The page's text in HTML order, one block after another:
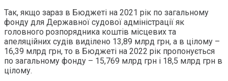
Так, якщо зараз в Бюджеті на 2021 рік по загальному
фонду для Державної судової адміністрації як
головного розпорядника коштів місцевих та
апеляційних судів виділено 13,89 млрд грн, а в цілому –
16,39 млрд грн, то в Бюджеті на 2022 рік пропонується
по загальному фонду – 15,769 млрд грн і 18,5 млрд грн в
цілому.